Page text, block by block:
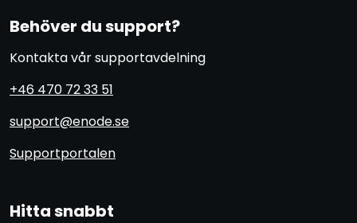
Behöver du support?
Kontakta vår supportavdelning
+46 470 72 33 51
support@enode.se
Supportportalen
Hitta snabbt